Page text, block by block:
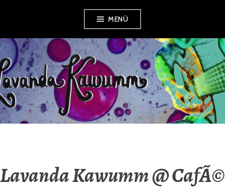
springen
MENÜ
LAVANDA
KAWUMM
Lavanda Kawumm @ CafÃ©